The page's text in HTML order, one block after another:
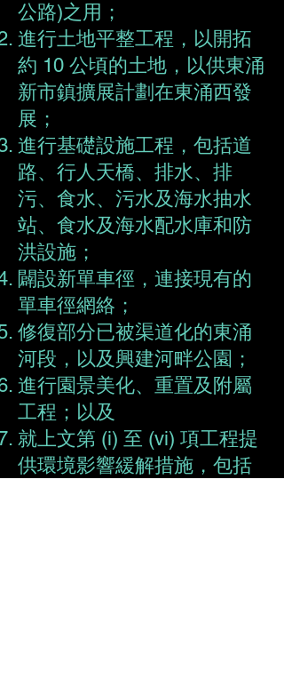
公路)之用；
進行土地平整工程，以開拓
約 10 公頃的土地，以供東涌
新市鎮擴展計劃在東涌西發
展；
進行基礎設施工程，包括道
路、行人天橋、排水、排
污、食水、污水及海水抽水
站、食水及海水配水庫和防
洪設施；
闢設新單車徑，連接現有的
單車徑網絡；
修復部分已被渠道化的東涌
河段，以及興建河畔公園；
進行園景美化、重置及附屬
工程；以及
就上文第 (i) 至 (vi) 項工程提
供環境影響緩解措施，包括